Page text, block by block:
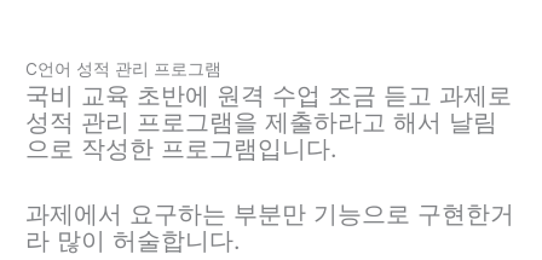
C언어 성적 관리 프로그램
국비 교육 초반에 원격 수업 조금 듣고 과제로
성적 관리 프로그램을 제출하라고 해서 날림
으로 작성한 프로그램입니다.
과제에서 요구하는 부분만 기능으로 구현한거
라 많이 허술합니다.